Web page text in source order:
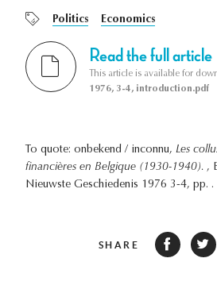
Politics Economics
Read the full article
This article is available for
1976, 3-4, introduction.pdf
To quote: onbekend / inconnu, Les
financières en Belgique (1930-1940). ,
Nieuwste Geschiedenis 1976 3-4, pp. .
SHARE